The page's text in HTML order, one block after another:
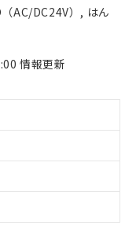
AC/DC24V）, はん
情報更新